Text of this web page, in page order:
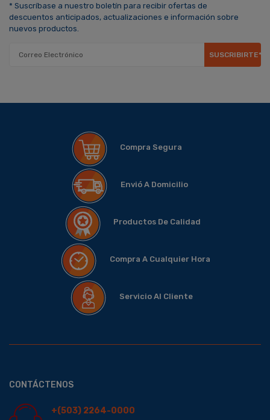
* Suscríbase a nuestro boletín para recibir ofertas de
descuentos anticipados, actualizaciones e información sobre
nuevos productos.
SUSCRIBIRTE*
Compra Segura
Envió A Domicilio
Productos De Calidad
Compra A Cualquier Hora
Servicio Al Cliente
CONTÁCTENOS
+(503) 2264-0000